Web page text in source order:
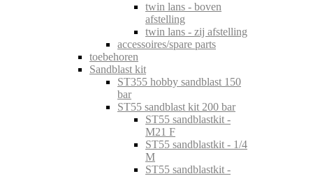
twin lans - boven
afstelling
twin lans - zij afstelling
accessoires/spare parts
toebehoren
Sandblast kit
ST355 hobby sandblast 150
bar
ST55 sandblast kit 200 bar
ST55 sandblastkit -
M21 F
ST55 sandblastkit - 1/4
M
ST55 sandblastkit -